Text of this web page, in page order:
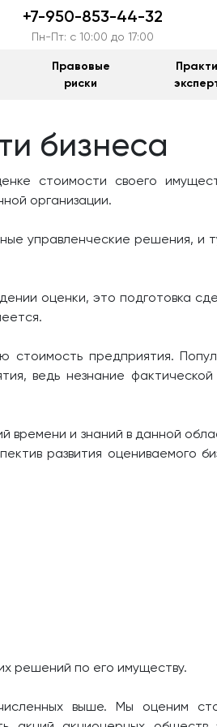
+7-950-853-44-32
Пн-Пт: c 10:00 до 17:00
Правовые
риски
бизнеса
стоимости своего
организации.
управленческие решения, и
оценки, это подготовка
стоимость предприятия.
ведь незнание
и знаний в данной
развития оцениваемого
решений по его имуществу.
выше. Мы оценим